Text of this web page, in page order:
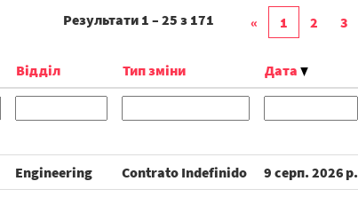
Результати 1 – 25 з 171 « 1 2 3
Відділ Тип зміни Дата
Engineering Contrato Indefinido
9 серп. 2026 р.